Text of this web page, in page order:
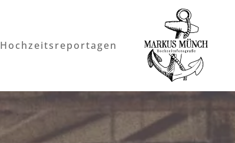
Hochzeitsreportagen